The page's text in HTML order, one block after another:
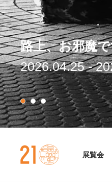
アペルト21 野
2026.04.04 -
金沢21世紀美
展覧会